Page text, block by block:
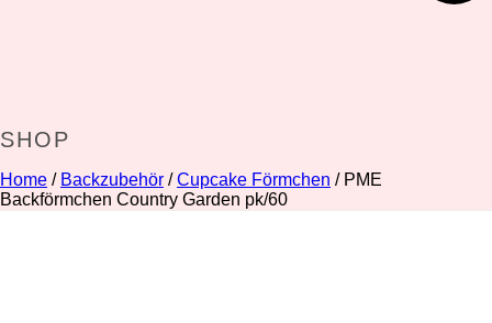
SHOP
Home / Backzubehör / Cupcake Förmchen / PME
Backförmchen Country Garden pk/60